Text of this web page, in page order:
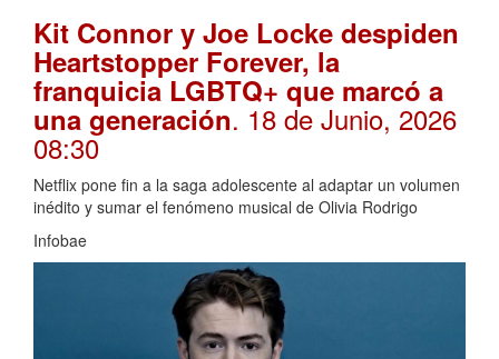
Kit Connor y Joe Locke despiden
Heartstopper Forever, la
franquicia LGBTQ+ que marcó a
una generación. 18 de Junio, 2026
08:30
Netflix pone fin a la saga adolescente al adaptar un volumen
inédito y sumar el fenómeno musical de Olivia Rodrigo
Infobae